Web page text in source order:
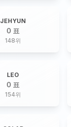
JEHYUN
0 표
148위
LEO
0 표
154위